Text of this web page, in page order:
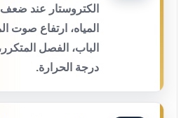
الكتروستار عند ضعف
المياه، ارتفاع صوت
الباب، الفصل
درجة الحرارة.